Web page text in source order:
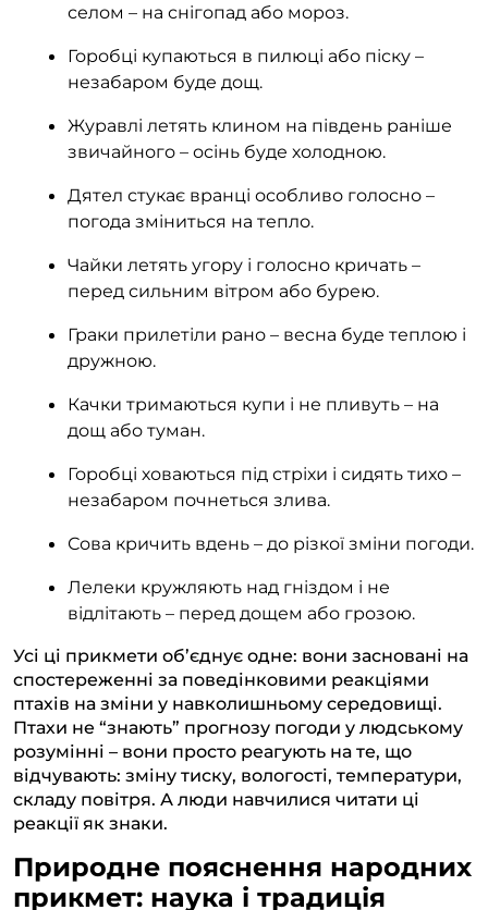
селом – на снігопад або мороз.
Горобці купаються в пилюці або піску –
незабаром буде дощ.
Журавлі летять клином на південь раніше
звичайного – осінь буде холодною.
Дятел стукає вранці особливо голосно –
погода зміниться на тепло.
Чайки летять угору і голосно кричать –
перед сильним вітром або бурею.
Граки прилетіли рано – весна буде теплою і
дружною.
Качки тримаються купи і не пливуть – на
дощ або туман.
Горобці ховаються під стріхи і сидять тихо –
незабаром почнеться злива.
Сова кричить вдень – до різкої зміни погоди.
Лелеки кружляють над гніздом і не
відлітають – перед дощем або грозою.
Усі ці прикмети об’єднує одне: вони засновані на
спостереженні за поведінковими реакціями
птахів на зміни у навколишньому середовищі.
Птахи не “знають” прогнозу погоди у людському
розумінні – вони просто реагують на те, що
відчувають: зміну тиску, вологості, температури,
складу повітря. А люди навчилися читати ці
реакції як знаки.
Природне пояснення народних
прикмет: наука і традиція